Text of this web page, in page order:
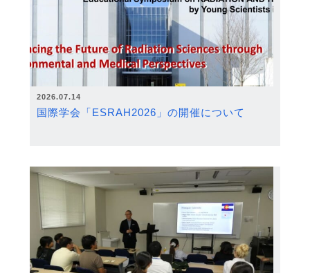
2026.07.14
国際学会「ESRAH2026」の開催について